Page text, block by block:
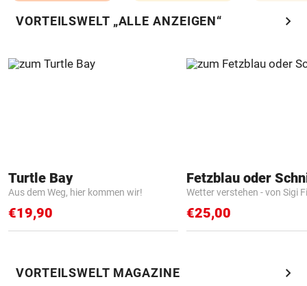
VORTEILSWELT „ALLE ANZEIGEN“ chevron_right
Turtle Bay
Aus dem Weg, hier kommen wir!
€19,90
Fetzblau oder
Wetter verstehen - von Sigi
€25,00
VORTEILSWELT MAGAZINE chevron_right